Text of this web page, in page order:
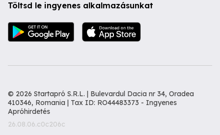
Töltsd le ingyenes alkalmazásunkat
© 2026 Startapró S.R.L. | Bulevardul Dacia nr 34, Oradea
410346, Romania | Tax ID: RO44483373 - Ingyenes
Apróhirdetés
26.08.06.c0c206c